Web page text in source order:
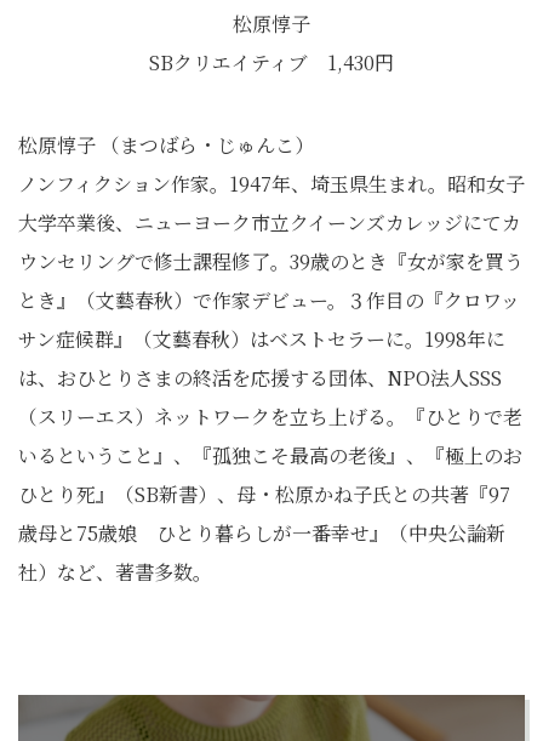
松原惇子
SBクリエイティブ 1,430円
松原惇子 （まつばら・じゅんこ）
ノンフィクション作家。1947年、埼玉県生まれ。昭和女子
大学卒業後、ニューヨーク市立クイーンズカレッジにてカ
ウンセリングで修士課程修了。39歳のとき『女が家を買う
とき』（文藝春秋）で作家デビュー。３作目の『クロワッ
サン症候群』（文藝春秋）はベストセラーに。1998年に
は、おひとりさまの終活を応援する団体、NPO法人SSS
（スリーエス）ネットワークを立ち上げる。『ひとりで老
いるということ』、『孤独こそ最高の老後』、『極上のお
ひとり死』（SB新書）、母・松原かね子氏との共著『97
歳母と75歳娘 ひとり暮らしが一番幸せ』（中央公論新
社）など、著書多数。